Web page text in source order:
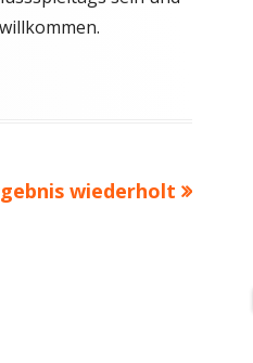
wiederholt